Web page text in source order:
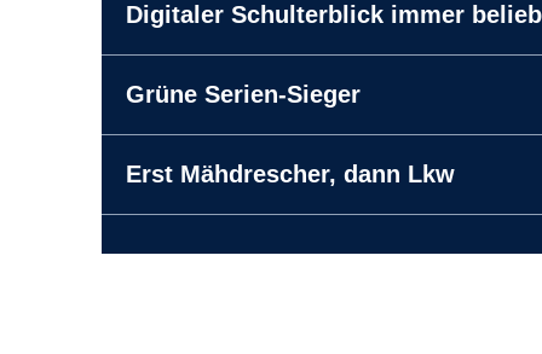
Digitaler Schulterblick immer
Grüne Serien-Sieger
Erst Mähdrescher, dann Lkw